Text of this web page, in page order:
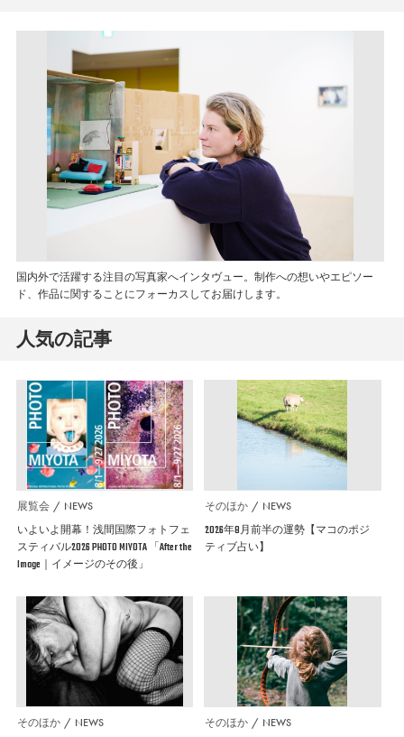
国内外で活躍する注目の写真家へインタヴュー。制作への想いやエピソー
ド、作品に関することにフォーカスしてお届けします。
人気の記事
展覧会 NEWS
いよいよ開幕！浅間国際フォトフェ
スティバル2026 PHOTO MIYOTA 「After the
Image｜イメージのその後」
そのほか NEWS
2026年8月前半の運勢【マコのポジ
ティブ占い】
そのほか NEWS そのほか NEWS